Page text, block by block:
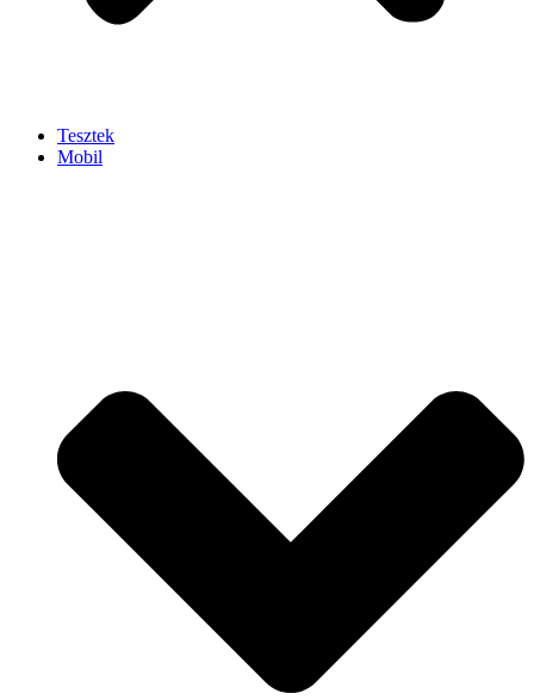
Tesztek
Mobil